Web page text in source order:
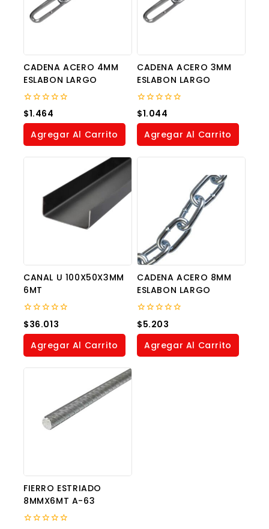
CADENA ACERO 4MM
ESLABON LARGO
0
out
of
$1.464
Agregar Al Carrito
CADENA ACERO 3MM
ESLABON LARGO
0
out
of
$1.044
Agregar Al Carrito
CANAL U 100X50X3MM
6MT
0
out
of
$36.013
Agregar Al Carrito
CADENA ACERO 8MM
ESLABON LARGO
0
out
of
$5.203
Agregar Al Carrito
FIERRO ESTRIADO
8MMX6MT A-63